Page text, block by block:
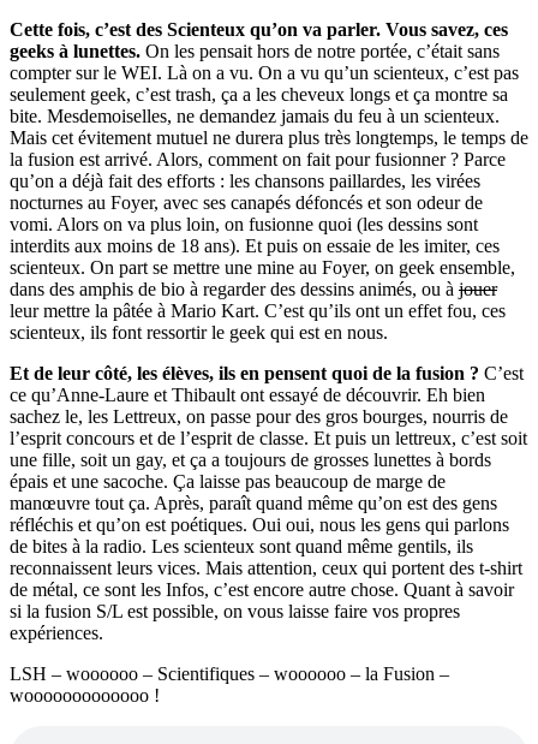
Cette fois, c’est des Scienteux qu’on va parler. Vous savez, ces
geeks à lunettes. On les pensait hors de notre portée, c’était sans
compter sur le WEI. Là on a vu. On a vu qu’un scienteux, c’est pas
seulement geek, c’est trash, ça a les cheveux longs et ça montre sa
bite. Mesdemoiselles, ne demandez jamais du feu à un scienteux.
Mais cet évitement mutuel ne durera plus très longtemps, le temps de
la fusion est arrivé. Alors, comment on fait pour fusionner ? Parce
qu’on a déjà fait des efforts : les chansons paillardes, les virées
nocturnes au Foyer, avec ses canapés défoncés et son odeur de
vomi. Alors on va plus loin, on fusionne quoi (les dessins sont
interdits aux moins de 18 ans). Et puis on essaie de les imiter, ces
scienteux. On part se mettre une mine au Foyer, on geek ensemble,
dans des amphis de bio à regarder des dessins animés, ou à jouer
leur mettre la pâtée à Mario Kart. C’est qu’ils ont un effet fou, ces
scienteux, ils font ressortir le geek qui est en nous.
Et de leur côté, les élèves, ils en pensent quoi de la fusion ? C’est
ce qu’Anne-Laure et Thibault ont essayé de découvrir. Eh bien
sachez le, les Lettreux, on passe pour des gros bourges, nourris de
l’esprit concours et de l’esprit de classe. Et puis un lettreux, c’est soit
une fille, soit un gay, et ça a toujours de grosses lunettes à bords
épais et une sacoche. Ça laisse pas beaucoup de marge de
manœuvre tout ça. Après, paraît quand même qu’on est des gens
réfléchis et qu’on est poétiques. Oui oui, nous les gens qui parlons
de bites à la radio. Les scienteux sont quand même gentils, ils
reconnaissent leurs vices. Mais attention, ceux qui portent des t-shirt
de métal, ce sont les Infos, c’est encore autre chose. Quant à savoir
si la fusion S/L est possible, on vous laisse faire vos propres
expériences.
LSH – woooooo – Scientifiques – woooooo – la Fusion –
wooooooooooooo !